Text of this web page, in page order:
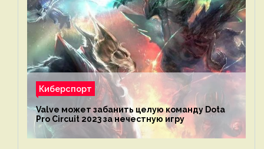
Киберспорт
Valve может забанить целую команду Dota
Pro Circuit 2023 за нечестную игру